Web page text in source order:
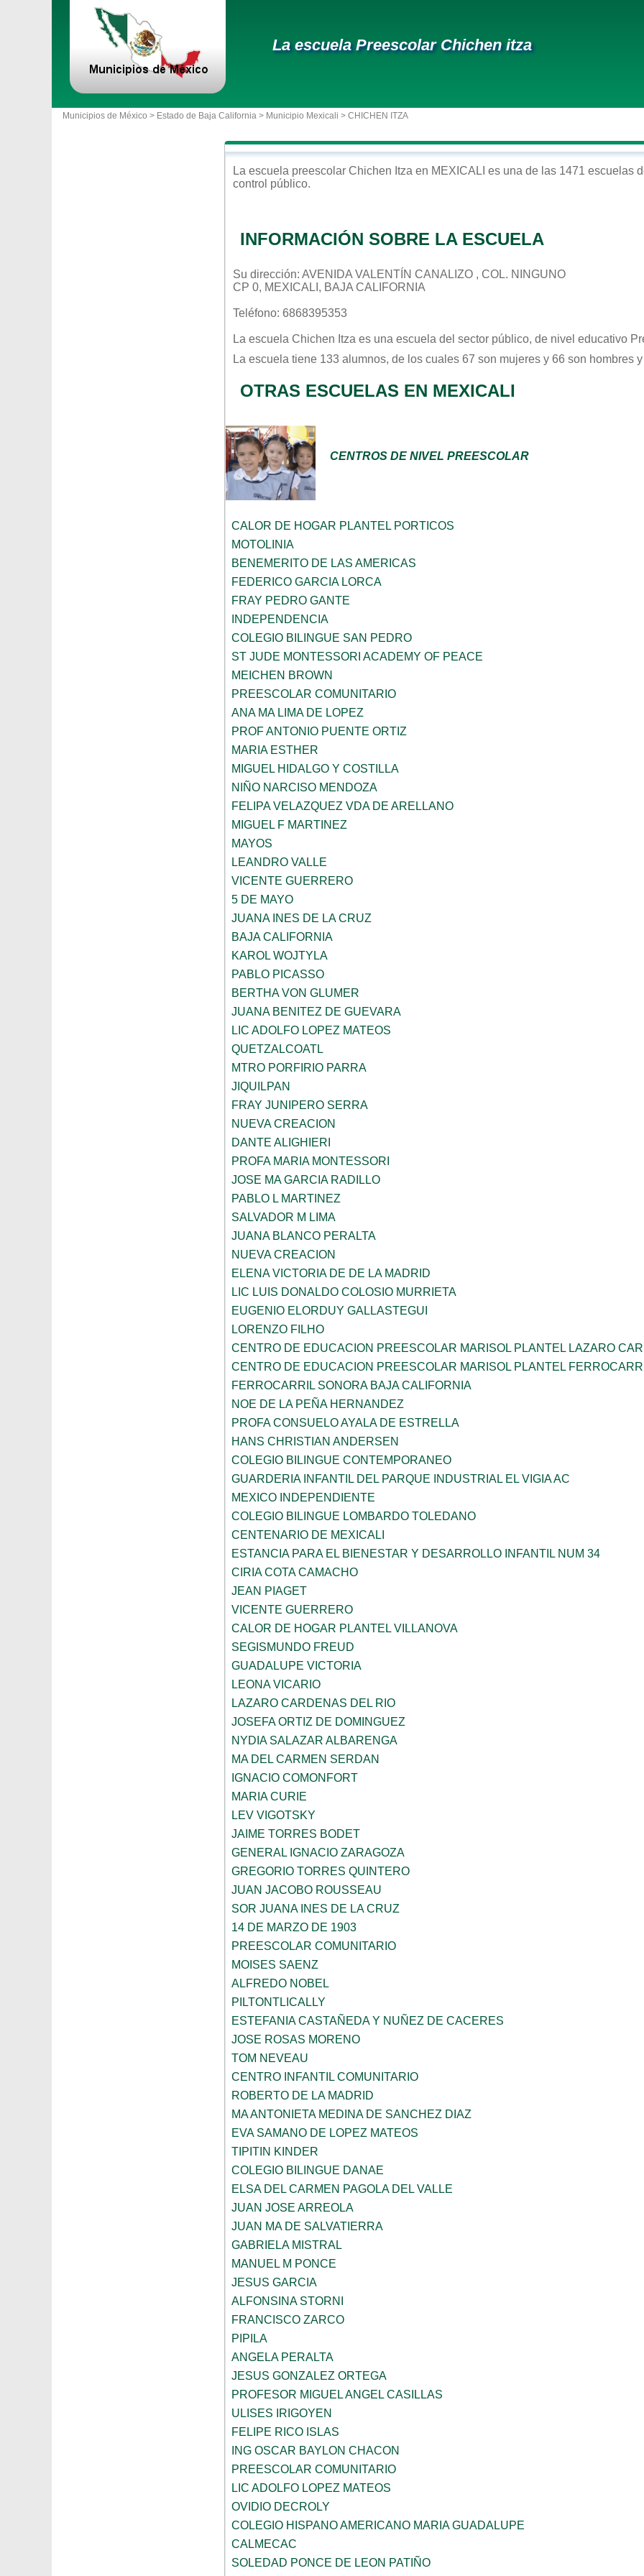
La escuela Preescolar Chichen itza
Municipios de México > Estado de Baja California > Municipio Mexicali > CHICHEN ITZA
La escuela preescolar Chichen Itza en MEXICALI es una de las 1471 escuelas
control público.
INFORMACIÓN SOBRE LA ESCUELA
Su dirección: AVENIDA VALENTÍN CANALIZO , COL. NINGUNO
CP 0, MEXICALI, BAJA CALIFORNIA
Teléfono: 6868395353
La escuela Chichen Itza es una escuela del sector público, de nivel educativo
La escuela tiene 133 alumnos, de los cuales 67 son mujeres y 66 son hombres
OTRAS ESCUELAS EN MEXICALI
CENTROS DE NIVEL PREESCOLAR
CALOR DE HOGAR PLANTEL PORTICOS
MOTOLINIA
BENEMERITO DE LAS AMERICAS
FEDERICO GARCIA LORCA
FRAY PEDRO GANTE
INDEPENDENCIA
COLEGIO BILINGUE SAN PEDRO
ST JUDE MONTESSORI ACADEMY OF PEACE
MEICHEN BROWN
PREESCOLAR COMUNITARIO
ANA MA LIMA DE LOPEZ
PROF ANTONIO PUENTE ORTIZ
MARIA ESTHER
MIGUEL HIDALGO Y COSTILLA
NIÑO NARCISO MENDOZA
FELIPA VELAZQUEZ VDA DE ARELLANO
MIGUEL F MARTINEZ
MAYOS
LEANDRO VALLE
VICENTE GUERRERO
5 DE MAYO
JUANA INES DE LA CRUZ
BAJA CALIFORNIA
KAROL WOJTYLA
PABLO PICASSO
BERTHA VON GLUMER
JUANA BENITEZ DE GUEVARA
LIC ADOLFO LOPEZ MATEOS
QUETZALCOATL
MTRO PORFIRIO PARRA
JIQUILPAN
FRAY JUNIPERO SERRA
NUEVA CREACION
DANTE ALIGHIERI
PROFA MARIA MONTESSORI
JOSE MA GARCIA RADILLO
PABLO L MARTINEZ
SALVADOR M LIMA
JUANA BLANCO PERALTA
NUEVA CREACION
ELENA VICTORIA DE DE LA MADRID
LIC LUIS DONALDO COLOSIO MURRIETA
EUGENIO ELORDUY GALLASTEGUI
LORENZO FILHO
CENTRO DE EDUCACION PREESCOLAR MARISOL PLANTEL LAZARO
CENTRO DE EDUCACION PREESCOLAR MARISOL PLANTEL
FERROCARRIL SONORA BAJA CALIFORNIA
NOE DE LA PEÑA HERNANDEZ
PROFA CONSUELO AYALA DE ESTRELLA
HANS CHRISTIAN ANDERSEN
COLEGIO BILINGUE CONTEMPORANEO
GUARDERIA INFANTIL DEL PARQUE INDUSTRIAL EL VIGIA AC
MEXICO INDEPENDIENTE
COLEGIO BILINGUE LOMBARDO TOLEDANO
CENTENARIO DE MEXICALI
ESTANCIA PARA EL BIENESTAR Y DESARROLLO INFANTIL NUM 34
CIRIA COTA CAMACHO
JEAN PIAGET
VICENTE GUERRERO
CALOR DE HOGAR PLANTEL VILLANOVA
SEGISMUNDO FREUD
GUADALUPE VICTORIA
LEONA VICARIO
LAZARO CARDENAS DEL RIO
JOSEFA ORTIZ DE DOMINGUEZ
NYDIA SALAZAR ALBARENGA
MA DEL CARMEN SERDAN
IGNACIO COMONFORT
MARIA CURIE
LEV VIGOTSKY
JAIME TORRES BODET
GENERAL IGNACIO ZARAGOZA
GREGORIO TORRES QUINTERO
JUAN JACOBO ROUSSEAU
SOR JUANA INES DE LA CRUZ
14 DE MARZO DE 1903
PREESCOLAR COMUNITARIO
MOISES SAENZ
ALFREDO NOBEL
PILTONTLICALLY
ESTEFANIA CASTAÑEDA Y NUÑEZ DE CACERES
JOSE ROSAS MORENO
TOM NEVEAU
CENTRO INFANTIL COMUNITARIO
ROBERTO DE LA MADRID
MA ANTONIETA MEDINA DE SANCHEZ DIAZ
EVA SAMANO DE LOPEZ MATEOS
TIPITIN KINDER
COLEGIO BILINGUE DANAE
ELSA DEL CARMEN PAGOLA DEL VALLE
JUAN JOSE ARREOLA
JUAN MA DE SALVATIERRA
GABRIELA MISTRAL
MANUEL M PONCE
JESUS GARCIA
ALFONSINA STORNI
FRANCISCO ZARCO
PIPILA
ANGELA PERALTA
JESUS GONZALEZ ORTEGA
PROFESOR MIGUEL ANGEL CASILLAS
ULISES IRIGOYEN
FELIPE RICO ISLAS
ING OSCAR BAYLON CHACON
PREESCOLAR COMUNITARIO
LIC ADOLFO LOPEZ MATEOS
OVIDIO DECROLY
COLEGIO HISPANO AMERICANO MARIA GUADALUPE
CALMECAC
SOLEDAD PONCE DE LEON PATIÑO